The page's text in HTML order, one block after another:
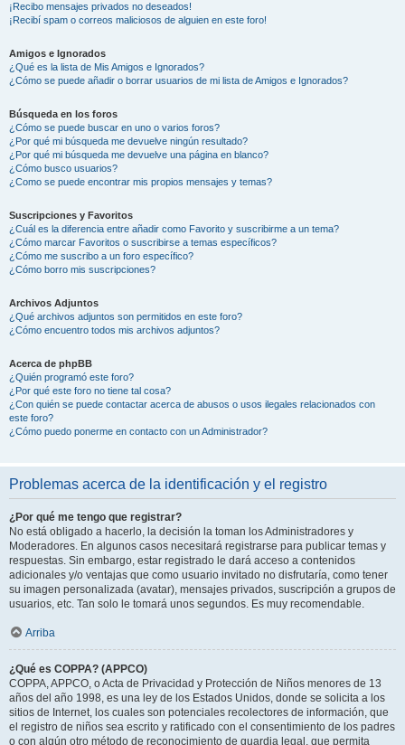
¡Recibo mensajes privados no deseados!
¡Recibí spam o correos maliciosos de alguien en este foro!
Amigos e Ignorados
¿Qué es la lista de Mis Amigos e Ignorados?
¿Cómo se puede añadir o borrar usuarios de mi lista de Amigos e Ignorados?
Búsqueda en los foros
¿Cómo se puede buscar en uno o varios foros?
¿Por qué mi búsqueda me devuelve ningún resultado?
¿Por qué mi búsqueda me devuelve una página en blanco?
¿Cómo busco usuarios?
¿Como se puede encontrar mis propios mensajes y temas?
Suscripciones y Favoritos
¿Cuál es la diferencia entre añadir como Favorito y suscribirme a un tema?
¿Cómo marcar Favoritos o suscribirse a temas específicos?
¿Cómo me suscribo a un foro específico?
¿Cómo borro mis suscripciones?
Archivos Adjuntos
¿Qué archivos adjuntos son permitidos en este foro?
¿Cómo encuentro todos mis archivos adjuntos?
Acerca de phpBB
¿Quién programó este foro?
¿Por qué este foro no tiene tal cosa?
¿Con quién se puede contactar acerca de abusos o usos ilegales relacionados con
este foro?
¿Cómo puedo ponerme en contacto con un Administrador?
Problemas acerca de la identificación y el registro
¿Por qué me tengo que registrar?
No está obligado a hacerlo, la decisión la toman los Administradores y
Moderadores. En algunos casos necesitará registrarse para publicar temas y
respuestas. Sin embargo, estar registrado le dará acceso a contenidos
adicionales y/o ventajas que como usuario invitado no disfrutaría, como tener
su imagen personalizada (avatar), mensajes privados, suscripción a grupos de
usuarios, etc. Tan solo le tomará unos segundos. Es muy recomendable.
Arriba
¿Qué es COPPA? (APPCO)
COPPA, APPCO, o Acta de Privacidad y Protección de Niños menores de 13
años del año 1998, es una ley de los Estados Unidos, donde se solicita a los
sitios de Internet, los cuales son potenciales recolectores de información, que
el registro de niños sea escrito y ratificado con el consentimiento de los padres
o con algún otro método de reconocimiento de guardia legal, que permita